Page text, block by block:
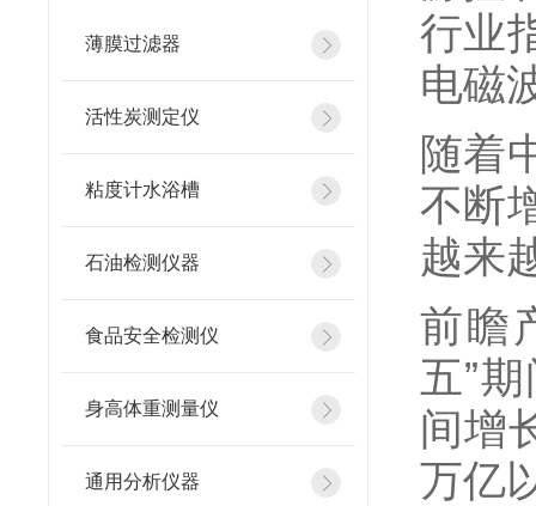
薄膜过滤器
活性炭测定仪
粘度计水浴槽
石油检测仪器
食品安全检测仪
身高体重测量仪
通用分析仪器
行业
电磁
随着
不断
越来
前瞻
五”
间增
万亿